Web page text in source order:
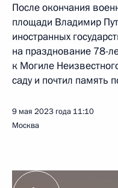
После окончания
площади Владимир
иностранных
на празднование 78-
к Могиле
саду и почтил память
9 мая 2023 года 11:10
Москва